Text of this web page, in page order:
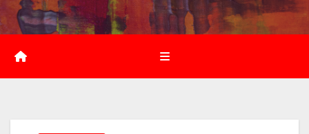
Saltar
al
contenido